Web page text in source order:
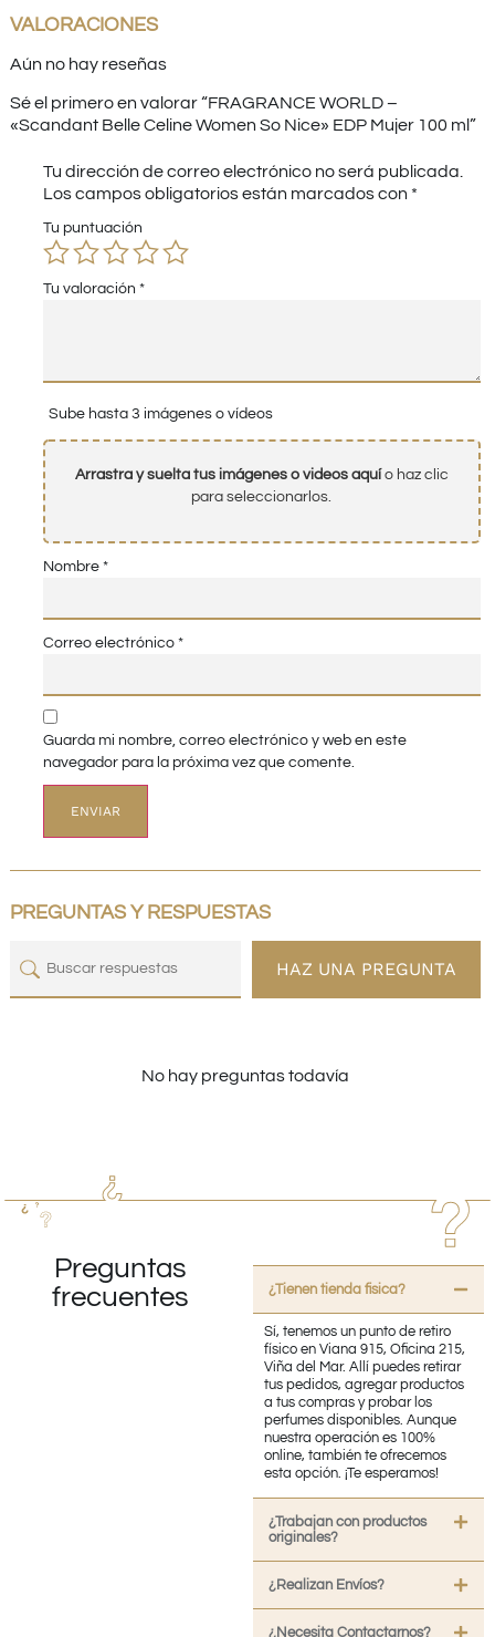
VALORACIONES
Aún no hay reseñas
Sé el primero en valorar “FRAGRANCE WORLD –
«Scandant Belle Celine Women So Nice» EDP Mujer 100 ml”
Tu dirección de correo electrónico no será publicada.
Los campos obligatorios están marcados con *
Tu puntuación
Tu valoración *
Sube hasta 3 imágenes o vídeos
Arrastra y suelta tus imágenes o videos aquío haz clic
para seleccionarlos.
Nombre *
Correo electrónico *
Guarda mi nombre, correo electrónico y web en este
navegador para la próxima vez que comente.
PREGUNTAS Y RESPUESTAS
HAZ UNA PREGUNTA
No hay preguntas todavía
Preguntas
frecuentes
¿Tienen tienda fisica?
Sí, tenemos un punto de retiro
físico en Viana 915, Oficina 215,
Viña del Mar. Allí puedes retirar
tus pedidos, agregar productos
a tus compras y probar los
perfumes disponibles. Aunque
nuestra operación es 100%
online, también te ofrecemos
esta opción. ¡Te esperamos!
¿Trabajan con productos
originales?
¿Realizan Envíos?
¿Necesita Contactarnos?